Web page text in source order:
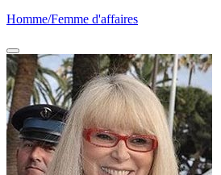
Homme/Femme d'affaires